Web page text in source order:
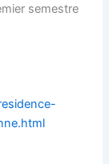
semestre